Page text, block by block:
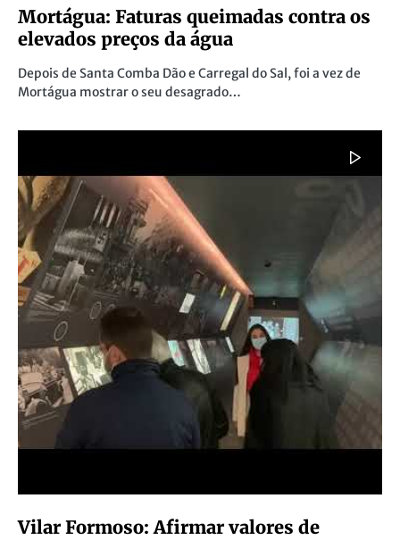
Mortágua: Faturas queimadas contra os
elevados preços da água
Depois de Santa Comba Dão e Carregal do Sal, foi a vez de
Mortágua mostrar o seu desagrado…
Vilar Formoso: Afirmar valores de